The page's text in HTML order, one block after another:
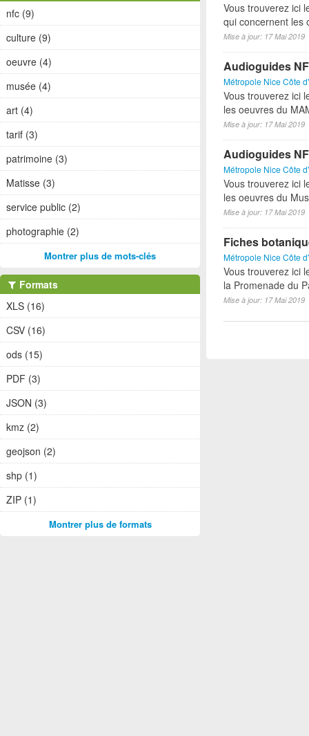
Vous trouverez ici
qui concernent les
Mise à jour: 17 Mai 2019
Audioguides
Métropole Nice Côte
Vous trouverez ici
les oeuvres du
Mise à jour: 17 Mai 2019
Audioguides
Métropole Nice Côte
Vous trouverez ici
les oeuvres du
Mise à jour: 17 Mai 2019
Fiches
Métropole Nice Côte
Vous trouverez ici
la Promenade du
Mise à jour: 17 Mai 2019
nfc (9)
culture (9)
oeuvre (4)
musée (4)
art (4)
tarif (3)
patrimoine (3)
Matisse (3)
service public (2)
photographie (2)
Montrer plus de mots-clés
Formats
XLS (16)
CSV (16)
ods (15)
PDF (3)
JSON (3)
kmz (2)
geojson (2)
shp (1)
ZIP (1)
Montrer plus de formats